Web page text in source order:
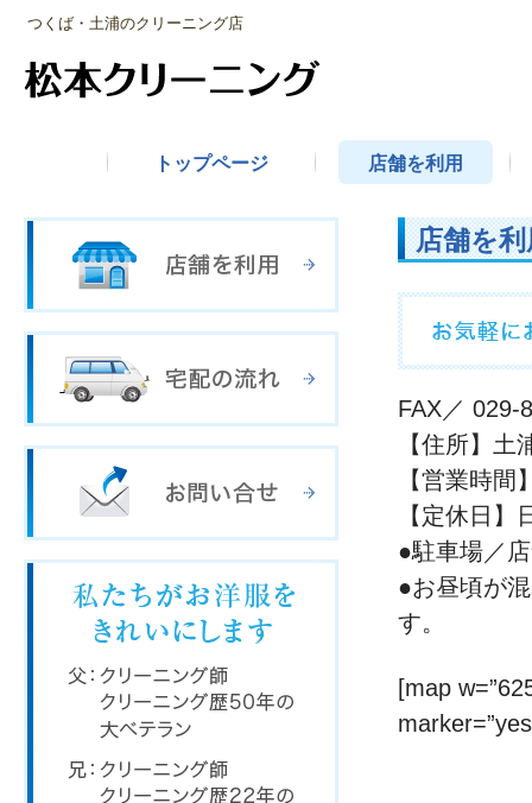
つくば・土浦のクリーニング店
トップページ 店舗を利用
店舗を利
FAX／ 029-
【住所】
【営業時間
【定休日
●駐車場／
●お昼頃が
す。
[map